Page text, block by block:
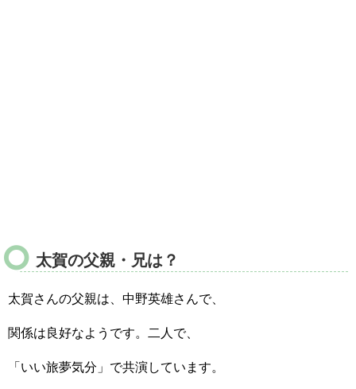
太賀の父親・兄は？
太賀さんの父親は、中野英雄さんで、
関係は良好なようです。二人で、
「いい旅夢気分」で共演しています。